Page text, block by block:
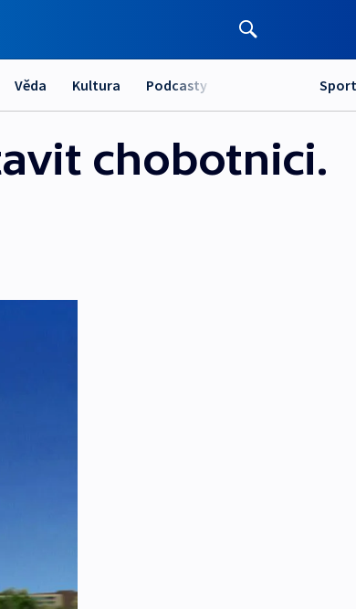
Věda Kultura Podcasty Sport
chobotnici.